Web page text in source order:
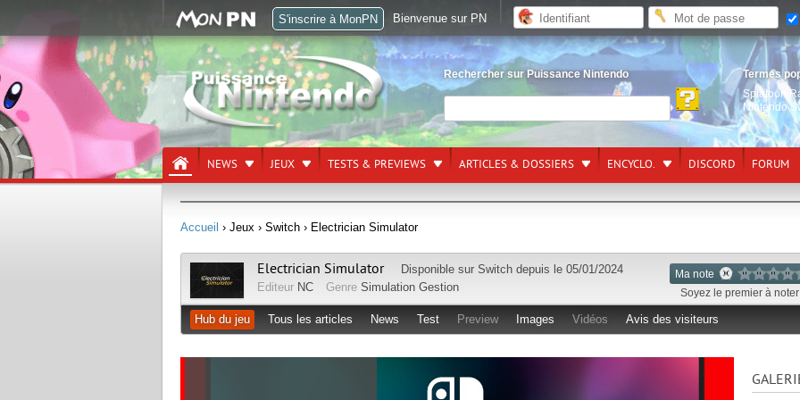
Rechercher sur Puissance Nintendo
Termes
Splatoon
Nintendo
NEWS JEUX TESTS & PREVIEWS ARTICLES & DOSSIERS ENCYCLO. DISCORD FORUM
Accueil › Jeux › Switch › Electrician Simulator
Ma note
Soyez le premier à noter
Electrician Simulator Disponible sur Switch depuis le 05/01/2024
Editeur NC Genre Simulation Gestion
Hub du jeu Tous les articles News Test Preview Images Vidéos Avis des visiteurs
S'inscrire à MonPN Bienvenue sur PN